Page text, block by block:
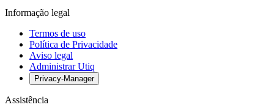
Informação legal
Termos de uso
Política de Privacidade
Aviso legal
Administrar Utiq
Privacy-Manager
Assistência